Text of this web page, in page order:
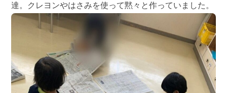
達。クレヨンやはさみを使って黙々と作っていました。